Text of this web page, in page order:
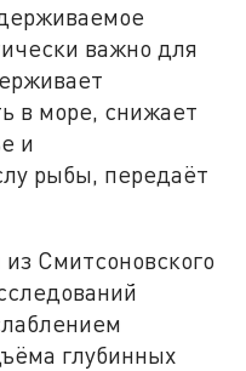
важно для
в море, снижает
и
рыбы, передаёт
Смитсоновского
глубинных